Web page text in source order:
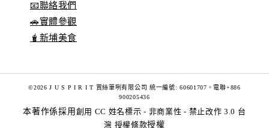
📧聯絡我們
🚗實體參觀
🧋新埔美食
©2026 J U S P I R I T 賈絲筆咧有限公司 統一編號: 60601707。電聯+886
900205436
本著作係採用 創用 CC 姓名標示 - 非商業性 - 禁止改作 3.0 台
灣 授權條款授權